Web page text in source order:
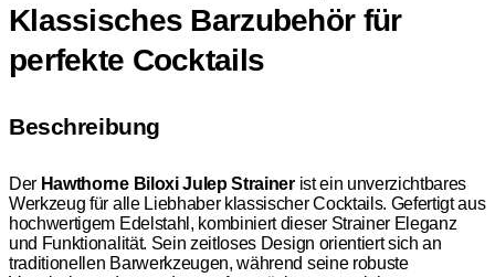
Klassisches Barzubehör für
perfekte Cocktails
Beschreibung
Der Hawthorne Biloxi Julep Strainerist ein unverzichtbares
Werkzeug für alle Liebhaber klassischer Cocktails. Gefertigt aus
hochwertigem Edelstahl, kombiniert dieser Strainer Eleganz
und Funktionalität. Sein zeitloses Design orientiert sich an
traditionellen Barwerkzeugen, während seine robuste